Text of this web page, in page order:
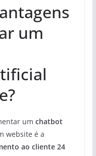
um
um chatbot
website é a
ao cliente 24